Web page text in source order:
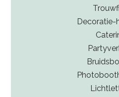
Decoratie-